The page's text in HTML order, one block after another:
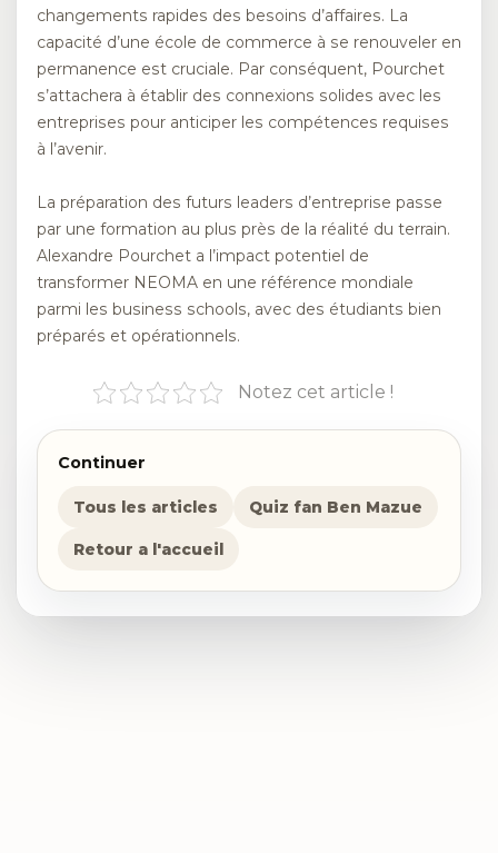
changements rapides des besoins d’affaires. La
capacité d’une école de commerce à se renouveler en
permanence est cruciale. Par conséquent, Pourchet
s’attachera à établir des connexions solides avec les
entreprises pour anticiper les compétences requises
à l’avenir.
La préparation des futurs leaders d’entreprise passe
par une formation au plus près de la réalité du terrain.
Alexandre Pourchet a l’impact potentiel de
transformer NEOMA en une référence mondiale
parmi les business schools, avec des étudiants bien
préparés et opérationnels.
Notez cet article !
Continuer
Tous les articles Quiz fan Ben Mazue
Retour a l'accueil